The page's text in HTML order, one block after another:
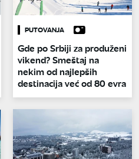
PUTOVANJA
Gde po Srbiji za produženi
vikend? Smeštaj na
nekim od najlepših
destinacija već od 80 evra